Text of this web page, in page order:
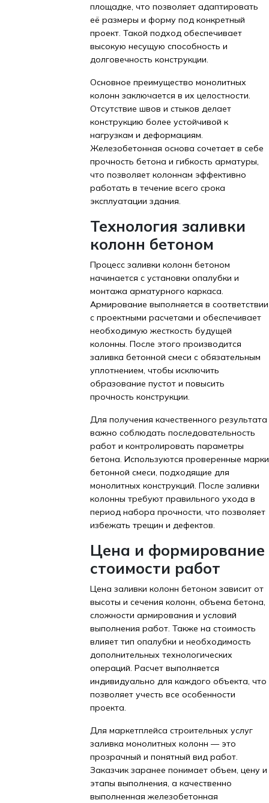
площадке, что позволяет адаптировать
её размеры и форму под конкретный
проект. Такой подход обеспечивает
высокую несущую способность и
долговечность конструкции.
Основное преимущество монолитных
колонн заключается в их целостности.
Отсутствие швов и стыков делает
конструкцию более устойчивой к
нагрузкам и деформациям.
Железобетонная основа сочетает в себе
прочность бетона и гибкость арматуры,
что позволяет колоннам эффективно
работать в течение всего срока
эксплуатации здания.
Технология заливки
колонн бетоном
Процесс заливки колонн бетоном
начинается с установки опалубки и
монтажа арматурного каркаса.
Армирование выполняется в соответствии
с проектными расчетами и обеспечивает
необходимую жесткость будущей
колонны. После этого производится
заливка бетонной смеси с обязательным
уплотнением, чтобы исключить
образование пустот и повысить
прочность конструкции.
Для получения качественного результата
важно соблюдать последовательность
работ и контролировать параметры
бетона. Используются проверенные марки
бетонной смеси, подходящие для
монолитных конструкций. После заливки
колонны требуют правильного ухода в
период набора прочности, что позволяет
избежать трещин и дефектов.
Цена и формирование
стоимости работ
Цена заливки колонн бетоном зависит от
высоты и сечения колонн, объема бетона,
сложности армирования и условий
выполнения работ. Также на стоимость
влияет тип опалубки и необходимость
дополнительных технологических
операций. Расчет выполняется
индивидуально для каждого объекта, что
позволяет учесть все особенности
проекта.
Для маркетплейса строительных услуг
заливка монолитных колонн — это
прозрачный и понятный вид работ.
Заказчик заранее понимает объем, цену и
этапы выполнения, а качественно
выполненная железобетонная